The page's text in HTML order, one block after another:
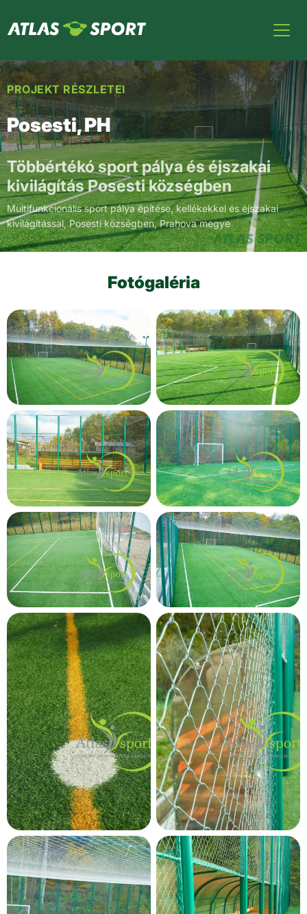
PROJEKT RÉSZLETEI
Posesti, PH
Többértékó sport pálya és éjszakai
kivilágítás Posesti községben
Multifunkcionális sport pálya építése, kellékekkel és éjszakai
kivilágítással, Posesti községben, Prahova megye
Fotógaléria